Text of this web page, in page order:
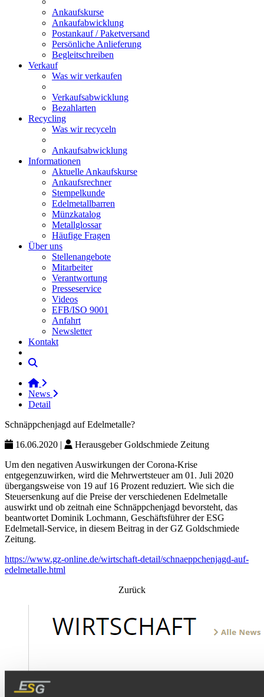
Ankaufskurse
Ankaufabwicklung
Postankauf / Paketversand
Persönliche Anlieferung
Begleitschreiben
Verkauf
Was wir verkaufen
Verkaufsabwicklung
Bezahlarten
Recycling
Was wir recyceln
Ankaufsabwicklung
Informationen
Aktuelle Ankaufskurse
Ankaufsrechner
Stempelkunde
Edelmetallbarren
Münzkatalog
Metallglossar
Häufige Fragen
Über uns
Stellenangebote
Mitarbeiter
Verantwortung
Presseservice
Videos
EFB/ISO 9001
Anfahrt
Newsletter
Kontakt
News
Detail
Schnäppchenjagd auf Edelmetalle?
16.06.2020 | HerausgeberGoldschmiede Zeitung
Um den negativen Auswirkungen der Corona-Krise
entgegenzuwirken, wird die Mehrwertsteuer am 01. Juli 2020
übergangsweise von 19 auf 16 Prozent reduziert. Wie sich die
Steuersenkung auf die Preise der verschiedenen Edelmetalle
auswirkt und ob zeitnah eine Schnäppchenjagd bevorsteht, das
beantwortet Dominik Lochmann, Geschäftsführer der ESG
Edelmetall-Service, in diesem Beitrag in der GZ Goldschmiede
Zeitung.
https://www.gz-online.de/wirtschaft-detail/schnaeppchenjagd-auf-
edelmetalle.html
Zurück